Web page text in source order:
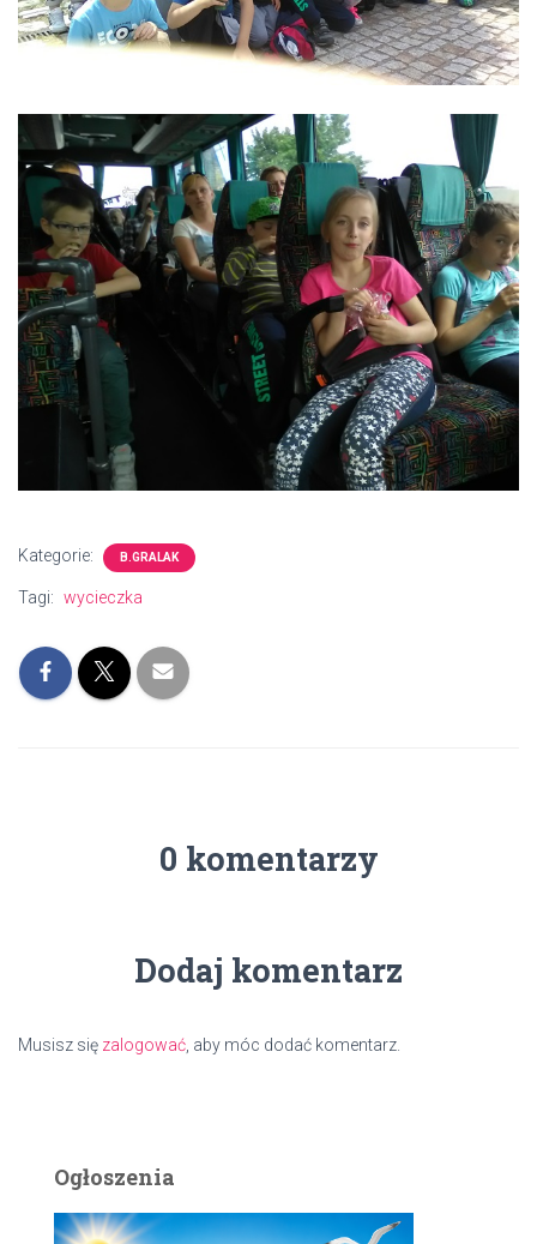
Kategorie: B.GRALAK
Tagi: wycieczka
0 komentarzy
Dodaj komentarz
Musisz się zalogować , aby móc dodać komentarz.
Ogłoszenia